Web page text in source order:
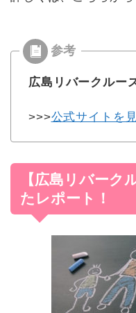
広島リバークルー
>>>公式サイトを
【広島リバーク
たレポート！